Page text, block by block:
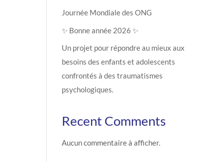
Journée Mondiale des ONG
✨ Bonne année 2026 ✨
Un projet pour répondre au mieux aux
besoins des enfants et adolescents
confrontés à des traumatismes
psychologiques.
Recent Comments
Aucun commentaire à afficher.